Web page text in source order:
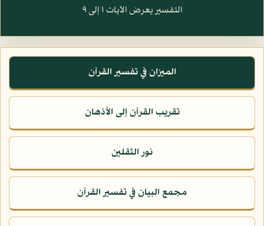
التفسير يعرض الآيات ١ إلى ٩
الميزان في تفسير القرآن
تقريب القرآن إلى الأذهان
نور الثقلين
مجمع البيان في تفسير القرآن